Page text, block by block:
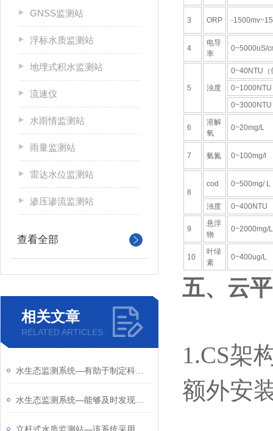
GNSS监测站
浮标水质监测站
地埋式积水监测站
流速仪
水雨情监测站
雨量监测站
雷达水位监测站
渗压渗流监测站
查看全部
相关文章
RELATED ARTICLES
3 ORP -
4
电导
率
0~5000uS/
5 浊度
0~40NTU（
6
溶解
氧
0~20mg/L
7 氨氮 0~100mg/l
8
cod 0~500mg/ L
浊度 0~400NTU
9
悬浮
物
0~2000mg/L
10
叶绿
素
0~400ug/L
五、云
1.CS架
额外安